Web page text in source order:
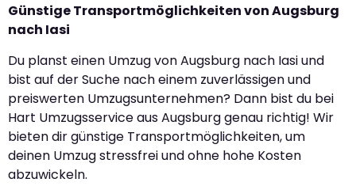
Günstige Transportmöglichkeiten von Augsburg
nach Iasi
Du planst einen Umzug von Augsburg nach Iasi und
bist auf der Suche nach einem zuverlässigen und
preiswerten Umzugsunternehmen? Dann bist du bei
Hart Umzugsservice aus Augsburg genau richtig! Wir
bieten dir günstige Transportmöglichkeiten, um
deinen Umzug stressfrei und ohne hohe Kosten
abzuwickeln.